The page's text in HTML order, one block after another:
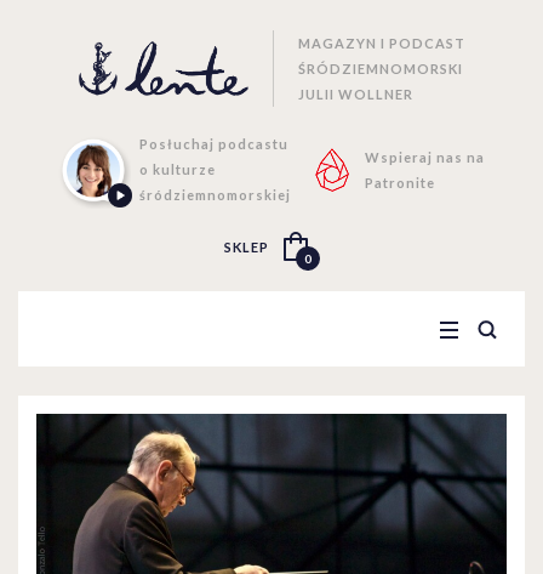
MAGAZYN I PODCAST
ŚRÓDZIEMNOMORSKI
JULII WOLLNER
Posłuchaj podcastu
o kulturze
śródziemnomorskiej
Wspieraj nas na
Patronite
SKLEP
0